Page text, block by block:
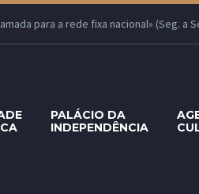
para a rede fixa nacional» (Seg. a
PALÁCIO DA
INDEPENDÊNCIA